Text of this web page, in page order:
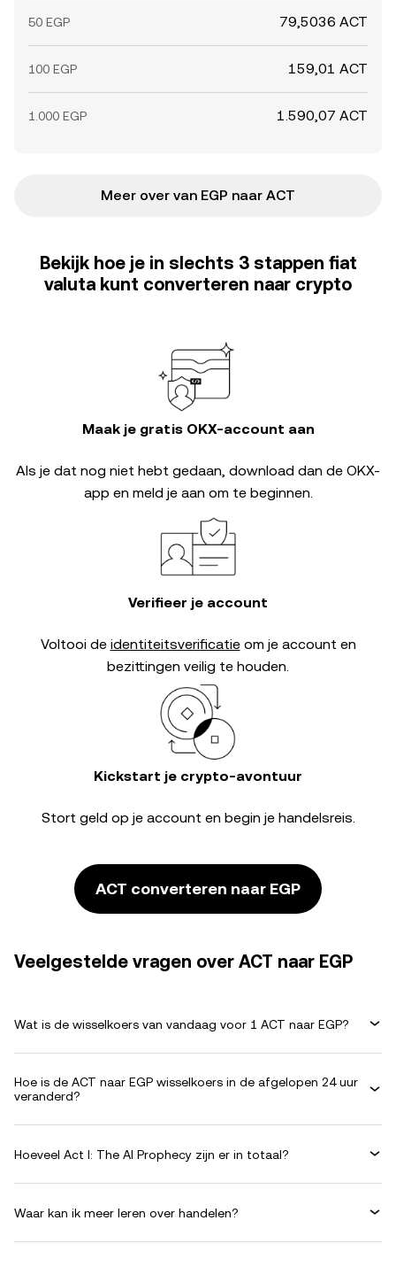
50 EGP 79,5036 ACT
100 EGP 159,01 ACT
1.000 EGP 1.590,07 ACT
Meer over van EGP naar ACT
Bekijk hoe je in slechts 3 stappen fiat
valuta kunt converteren naar crypto
Maak je gratis OKX-account aan
Als je dat nog niet hebt gedaan, download dan de OKX-
app en meld je aan om te beginnen.
Verifieer je account
Voltooi de identiteitsverificatieom je account en
bezittingen veilig te houden.
Kickstart je crypto-avontuur
Stort geld op je account en begin je handelsreis.
ACT converteren naar EGP
Veelgestelde vragen over ACT naar EGP
Wat is de wisselkoers van vandaag voor 1 ACT naar EGP?
Hoe is de ACT naar EGP wisselkoers in de afgelopen 24 uur
veranderd?
Hoeveel Act I: The AI Prophecy zijn er in totaal?
Waar kan ik meer leren over handelen?